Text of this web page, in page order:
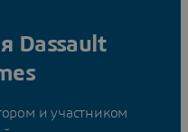
Dassault
и участником